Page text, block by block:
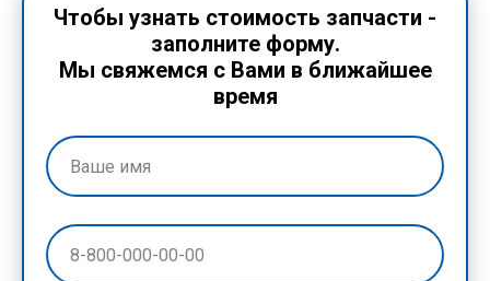
Чтобы узнать стоимость запчасти -
заполните форму.
Мы свяжемся с Вами в ближайшее
время